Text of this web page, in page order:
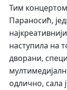
Тим
Параносић,
наступила на
дворани,
одлично, сала